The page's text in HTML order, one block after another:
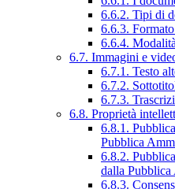
6.6.2. Tipi di
6.6.3.
6.6.4.
6.7. Immagini e
6.7.1. Testo
6.7.2.
6.7.3.
6.8. Proprietà
6.8.1.
Pubblica
6.8.2.
dalla
6.8.3.